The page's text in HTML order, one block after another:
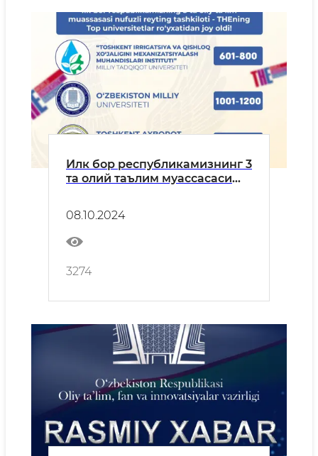
Илк бор республикамизнинг 3
та олий таълим муассасаси
рўйхатидан жой олди!
08.10.2024
3274